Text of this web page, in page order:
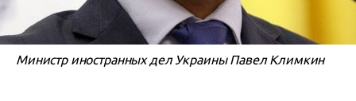
Министр иностранных дел Украины Павел Климкин